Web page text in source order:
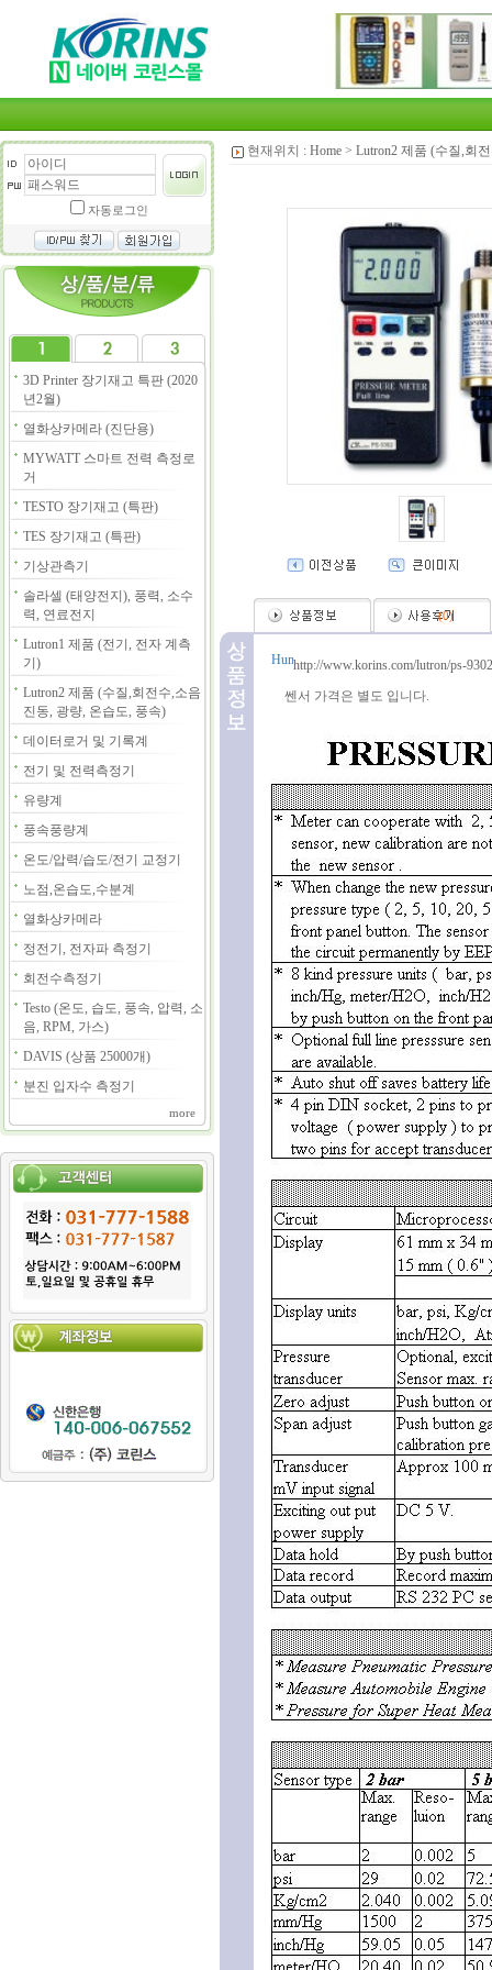
자동로그인
3D Printer 장기재고 특판 (2020
년2월)
열화상카메라 (진단용)
MYWATT 스마트 전력 측정로
거
TESTO 장기재고 (특판)
TES 장기재고 (특판)
기상관측기
솔라셀 (태양전지), 풍력, 소수
력, 연료전지
Lutron1 제품 (전기, 전자 계측
기)
Lutron2 제품 (수질,회전수,소음
진동, 광량, 온습도, 풍속)
데이터로거 및 기록계
전기 및 전력측정기
유량계
풍속풍량계
온도/압력/습도/전기 교정기
노점,온습도,수분계
열화상카메라
정전기, 전자파 측정기
회전수측정기
Testo (온도, 습도, 풍속, 압력, 소
음, RPM, 가스)
DAVIS (상품 25000개)
분진 입자수 측정기
more
현재위치 : Home> Lutron2 제품 (수질,회
(0)
http://www.korins.com/lutron/ps-
쎈서 가격은 별도 입니다.